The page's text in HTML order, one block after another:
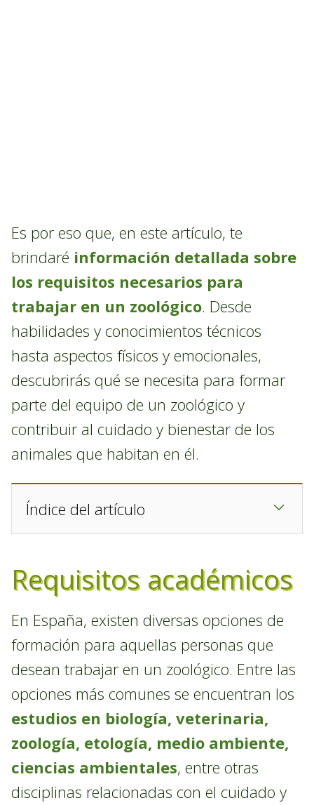
Es por eso que, en este artículo, te
brindaré información detallada sobre
los requisitos necesarios para
trabajar en un zoológico. Desde
habilidades y conocimientos técnicos
hasta aspectos físicos y emocionales,
descubrirás qué se necesita para formar
parte del equipo de un zoológico y
contribuir al cuidado y bienestar de los
animales que habitan en él.
Índice del artículo
Requisitos académicos
En España, existen diversas opciones de
formación para aquellas personas que
desean trabajar en un zoológico. Entre las
opciones más comunes se encuentran los
estudios en biología, veterinaria,
zoología, etología, medio ambiente,
ciencias ambientales, entre otras
disciplinas relacionadas con el cuidado y